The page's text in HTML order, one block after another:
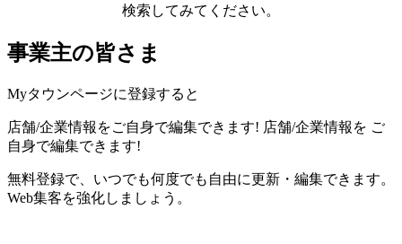
検索してみてください。
事業主の皆さま
Myタウンページに登録すると
店舗/企業情報をご自身で編集できます! 店舗/企業情報を ご
自身で編集できます!
無料登録で、いつでも何度でも自由に更新・編集できます。
Web集客を強化しましょう。